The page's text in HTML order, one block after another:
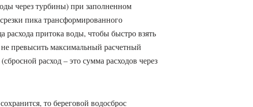
через турбины) при заполненном
пика трансформированного
притока воды, чтобы быстро взять
превысить максимальный расчетный
расход – это сумма расходов через
то береговой водосброс